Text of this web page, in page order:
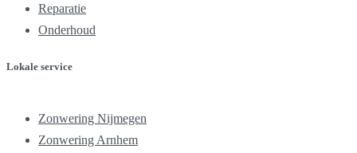
Reparatie
Onderhoud
Lokale service
Zonwering Nijmegen
Zonwering Arnhem